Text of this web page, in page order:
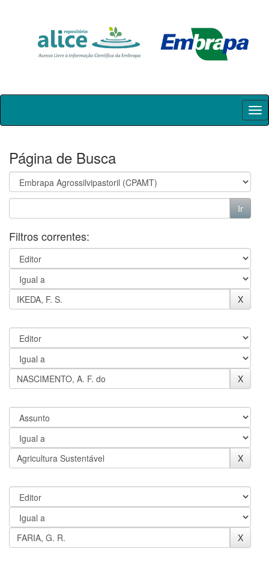
Skip
Página de Busca
Filtros correntes: